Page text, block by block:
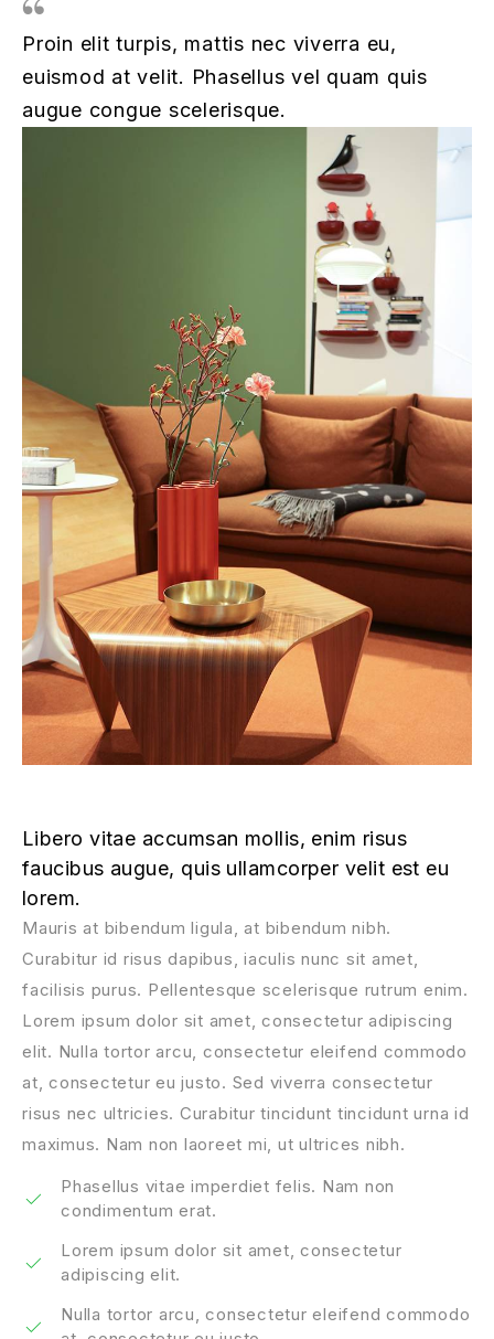
Proin elit turpis, mattis nec viverra eu,
euismod at velit. Phasellus vel quam quis
augue congue scelerisque.
Libero vitae accumsan mollis, enim risus
faucibus augue, quis ullamcorper velit est eu
lorem.
Mauris at bibendum ligula, at bibendum nibh.
Curabitur id risus dapibus, iaculis nunc sit amet,
facilisis purus. Pellentesque scelerisque rutrum enim.
Lorem ipsum dolor sit amet, consectetur adipiscing
elit. Nulla tortor arcu, consectetur eleifend commodo
at, consectetur eu justo. Sed viverra consectetur
risus nec ultricies. Curabitur tincidunt tincidunt urna id
maximus. Nam non laoreet mi, ut ultrices nibh.
Phasellus vitae imperdiet felis. Nam non
condimentum erat.
Lorem ipsum dolor sit amet, consectetur
adipiscing elit.
Nulla tortor arcu, consectetur eleifend commodo